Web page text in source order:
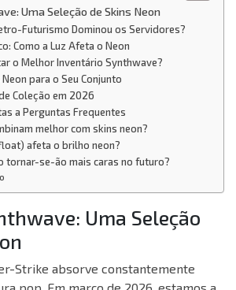
Uma Seleção de Skins Neon
Futurismo Dominou os Servidores?
Como a Luz Afeta o Neon
o Melhor Inventário Synthwave?
para o Seu Conjunto
Coleção em 2026
a Perguntas Frequentes
melhor com skins neon?
afeta o brilho neon?
tornar-se-ão mais caras no futuro?
Uma Seleção
Strike absorve constantemente